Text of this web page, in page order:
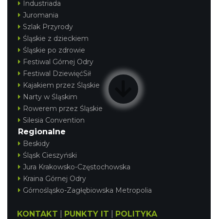
Industriada
Juromania
Szlak Przyrody
Śląskie z dzieckiem
Śląskie po zdrowie
Festiwal Górnej Odry
Festiwal DziewięćSił
Kajakiem przez Śląskie
Narty w Śląskim
Rowerem przez Śląskie
Silesia Convention
Regionalne
Beskidy
Śląsk Cieszyński
Jura Krakowsko-Częstochowska
Kraina Górnej Odry
Górnośląsko-Zagłębiowska Metropolia
KONTAKT PUNKTY IT
POLITYKA